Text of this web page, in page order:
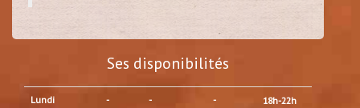
Ses disponibilités
Lundi - - - 18h-22h